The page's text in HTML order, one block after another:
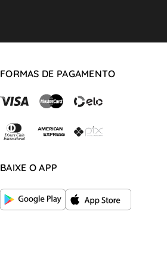
FORMAS DE PAGAMENTO
BAIXE O APP